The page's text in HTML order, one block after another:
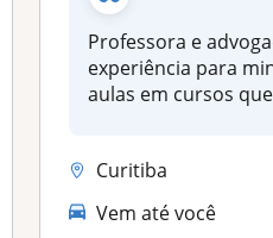
Professora e
experiência para
aulas em cursos
Curitiba
Vem até você